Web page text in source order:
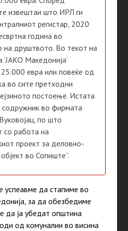
извештаи што ИРЛ ги
регистар, 2020
година во
на друштвото. Во текот на
Македонија’
евра или повеќе од
во сите претходни
постоење. Истата
содружник во фирмата
по што
со работа на
проект за деловно-
во Сопиште“.
успеавме да стапиме во
за да обезбедиме
да ја убедат општина
од комуналии во висина